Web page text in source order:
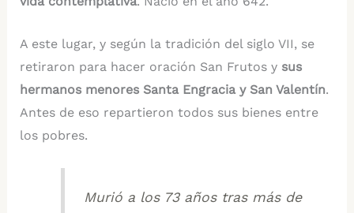
A este lugar, y según la tradición del siglo VII, se
retiraron para hacer oración San Frutos y sus
hermanos menores Santa Engracia y San Valentín.
Antes de eso repartieron todos sus bienes entre
los pobres.
Murió a los 73 años tras más de